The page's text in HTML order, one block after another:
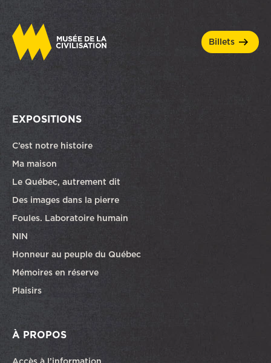
billets
EXPOSITIONS
C’est notre histoire
Ma maison
Le Québec, autrement dit
Des images dans la pierre
Foules. Laboratoire humain
NIN
Honneur au peuple du Québec
Mémoires en réserve
Plaisirs
À PROPOS